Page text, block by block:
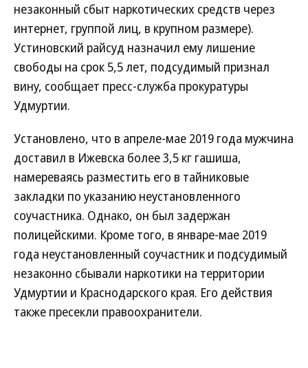
незаконный сбыт наркотических средств через
интернет, группой лиц, в крупном размере).
Устиновский райсуд назначил ему лишение
свободы на срок 5,5 лет, подсудимый признал
вину, сообщает пресс-служба прокуратуры
Удмуртии.
Установлено, что в апреле-мае 2019 года мужчина
доставил в Ижевска более 3,5 кг гашиша,
намереваясь разместить его в тайниковые
закладки по указанию неустановленного
соучастника. Однако, он был задержан
полицейскими. Кроме того, в январе-мае 2019
года неустановленный соучастник и подсудимый
незаконно сбывали наркотики на территории
Удмуртии и Краснодарского края. Его действия
также пресекли правоохранители.